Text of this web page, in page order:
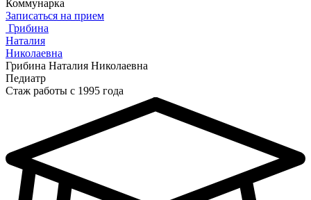
Коммунарка
Записаться на прием
Грибина
Наталия
Николаевна
Грибина Наталия Николаевна
Педиатр
Стаж работы с 1995 года